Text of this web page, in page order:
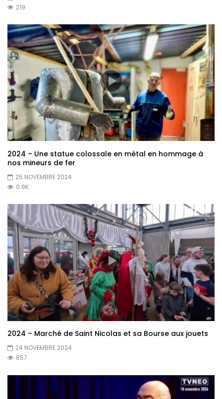
219
2024 – Une statue colossale en métal en hommage à
nos mineurs de fer
25 NOVEMBRE 2024
0.9K
2024 – Marché de Saint Nicolas et sa Bourse aux jouets
24 NOVEMBRE 2024
857